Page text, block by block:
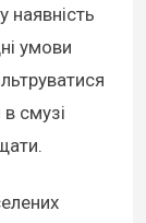
наявність
умови
смузі